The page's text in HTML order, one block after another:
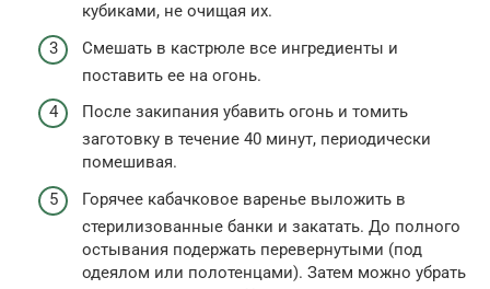
кубиками, не очищая их.
Смешать в кастрюле все ингредиенты и
поставить ее на огонь.
После закипания убавить огонь и томить
заготовку в течение 40 минут, периодически
помешивая.
Горячее кабачковое варенье выложить в
стерилизованные банки и закатать. До полного
остывания подержать перевернутыми (под
одеялом или полотенцами). Затем можно убрать